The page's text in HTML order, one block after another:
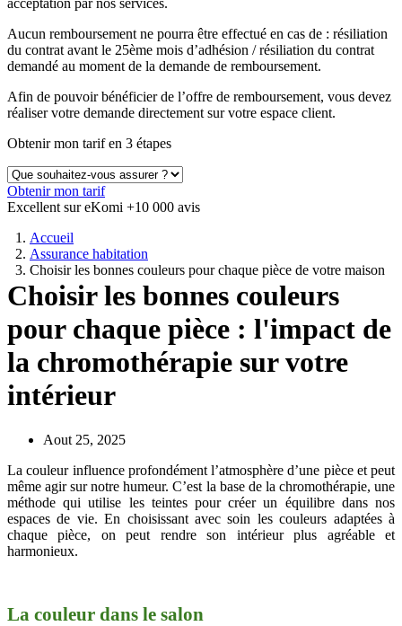
acceptation par nos services.
Aucun remboursement ne pourra être effectué en cas de : résiliation
du contrat avant le 25ème mois d’adhésion / résiliation du contrat
demandé au moment de la demande de remboursement.
Afin de pouvoir bénéficier de l’offre de remboursement, vous devez
réaliser votre demande directement sur votre espace client.
Obtenir mon tarif en 3 étapes
Obtenir mon tarif
Excellent sur eKomi +10 000 avis
Accueil
Assurance habitation
Choisir les bonnes couleurs pour chaque pièce de votre maison
Choisir les bonnes couleurs
pour chaque pièce : l'impact de
la chromothérapie sur votre
intérieur
Aout 25, 2025
La couleur influence profondément l’atmosphère d’une pièce et peut
même agir sur notre humeur. C’est la base de la chromothérapie, une
méthode qui utilise les teintes pour créer un équilibre dans nos
espaces de vie. En choisissant avec soin les couleurs adaptées à
chaque pièce, on peut rendre son intérieur plus agréable et
harmonieux.
La couleur dans le salon